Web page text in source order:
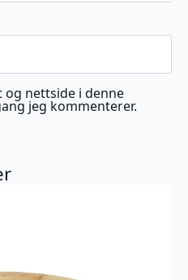
og nettside i denne
jeg kommenterer.